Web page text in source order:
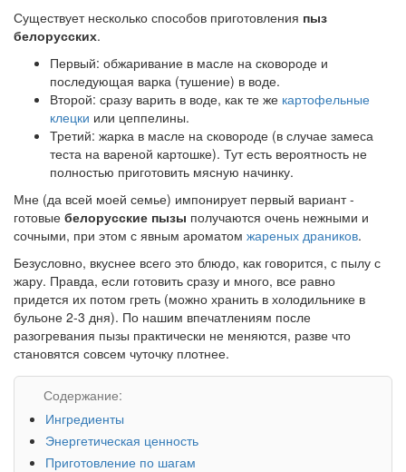
Существует несколько способов приготовления пыз
белорусских.
Первый: обжаривание в масле на сковороде и
последующая варка (тушение) в воде.
Второй: сразу варить в воде, как те же картофельные
клецки или цеппелины.
Третий: жарка в масле на сковороде (в случае замеса
теста на вареной картошке). Тут есть вероятность не
полностью приготовить мясную начинку.
Мне (да всей моей семье) импонирует первый вариант -
готовые белорусские пызы получаются очень нежными и
сочными, при этом с явным ароматом жареных драников.
Безусловно, вкуснее всего это блюдо, как говорится, с пылу с
жару. Правда, если готовить сразу и много, все равно
придется их потом греть (можно хранить в холодильнике в
бульоне 2-3 дня). По нашим впечатлениям после
разогревания пызы практически не меняются, разве что
становятся совсем чуточку плотнее.
Содержание:
Ингредиенты
Энергетическая ценность
Приготовление по шагам